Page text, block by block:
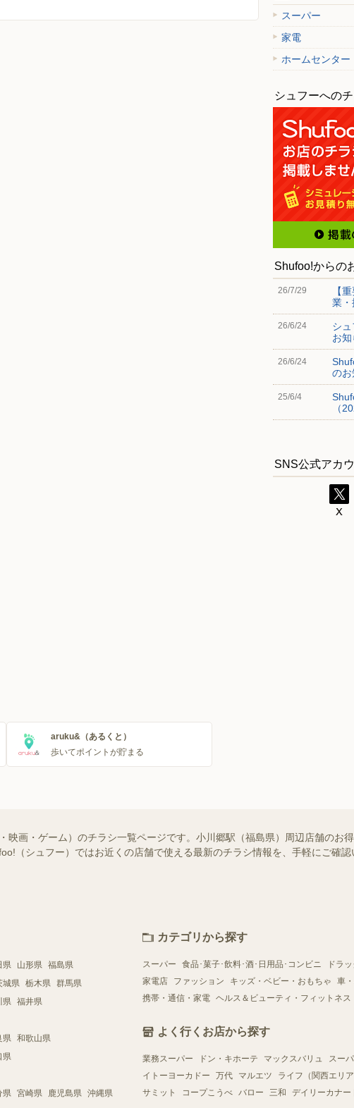
スーパー
家電
ホームセンター
シュフーへの
Shufoo!からの
26/7/29
【
業・
26/6/24
シ
お知
26/6/24
のお
25/6/4
（
SNS公式アカ
aruku&（あるくと）
歩いてポイントが貯まる
映画・ゲーム）のチラシ一覧ページです。小川郷駅（福島県）周辺店舗のお
（シュフー）ではお近くの店舗で使える最新のチラシ情報を、手軽にご確
県 山形県 福島県
城県 栃木県 群馬県
県 福井県
県 和歌山県
県
県 宮崎県 鹿児島県 沖縄県
カテゴリから探す
スーパー 食品･菓子･飲料･酒･日用品･コンビニ ドラ
家電店
ファッション キッズ・ベビー・おもちゃ 車
携帯・通信・家電 ヘルス＆ビューティ・フィットネス
よく行くお店から探す
業務スーパー ドン・キホーテ マックスバリュ スー
イトーヨーカドー
万代 マルエツ ライフ（関西エリア
サミット
コープこうべ バロー 三和 デイリーカナー